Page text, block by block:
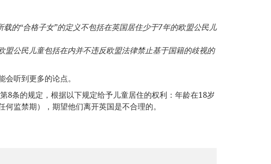
载的“合格子女”的定义不包括在英国居住少于7年的欧盟公民儿
盟公民儿童包括在内并不违反欧盟法律禁止基于国籍的歧视的
听到更多的论点。
8条的规定，根据以下规定给予儿童居住的权利：年龄在18岁
监禁期），期望他们离开英国是不合理的。